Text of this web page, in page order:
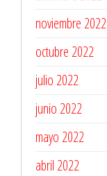
noviembre 2022
octubre 2022
julio 2022
junio 2022
mayo 2022
abril 2022